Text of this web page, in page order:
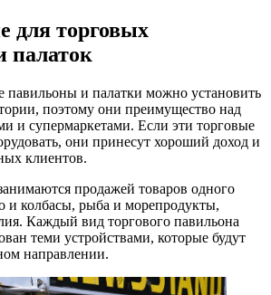
для торговых
палаток
павильоны и палатки можно установить
поэтому они преимущество над
и супермаркетами. Если эти торговые
они принесут хороший доход и
клиентов.
продажей товаров одного
и колбасы, рыба и морепродукты,
Каждый вид торгового павильона
теми устройствами, которые будут
направлении.